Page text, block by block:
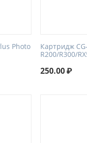
Photo
Картридж
R200/R300/
250.00₽